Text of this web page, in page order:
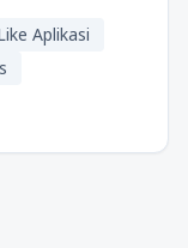
Aplikasi